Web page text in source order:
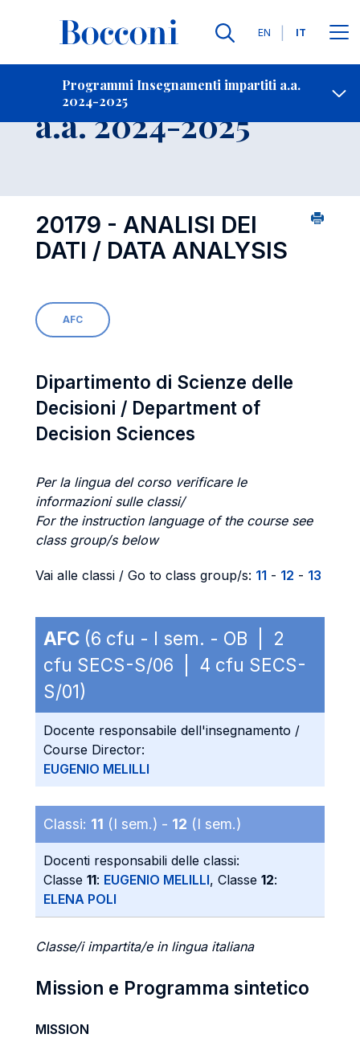
Lingue
EN IT
Programmi Insegnamenti impartiti a.a.
2024-2025
Contatti
Insegnamento
a.a. 2024-2025
20179 - ANALISI DEI
DATI / DATA ANALYSIS
AFC
Dipartimento di Scienze delle
Decisioni / Department of
Decision Sciences
Per la lingua del corso verificare le
informazioni sulle classi/
For the instruction language of the course see
class group/s below
Vai alle classi / Go to class group/s: 11 - 12 - 13
AFC (6 cfu - I sem. - OB | 2
cfu SECS-S/06 | 4 cfu SECS-
S/01)
Docente responsabile dell'insegnamento /
Course Director:
EUGENIO MELILLI
Classi: 11 (I sem.) - 12 (I sem.)
Docenti responsabili delle classi:
Classe 11: EUGENIO MELILLI, Classe 12:
ELENA POLI
Classe/i impartita/e in lingua italiana
Mission e Programma sintetico
MISSION